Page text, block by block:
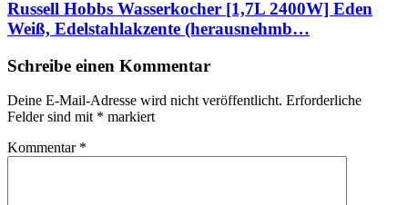
Russell Hobbs Wasserkocher [1,7L 2400W] Eden
Weiß, Edelstahlakzente (herausnehmb…
Schreibe einen Kommentar
Deine E-Mail-Adresse wird nicht veröffentlicht. Erforderliche
Felder sind mit * markiert
Kommentar *